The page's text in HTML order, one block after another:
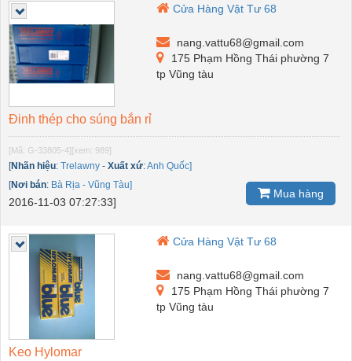
Cửa Hàng Vật Tư 68
nang.vattu68@gmail.com
175 Phạm Hồng Thái phường 7
tp Vũng tàu
Đinh thép cho súng bắn rỉ
[Mã: G-33805-4][xem: 989]
[Nhãn hiệu: Trelawny - Xuất xứ:Anh Quốc]
[Nơi bán: Bà Rịa - Vũng Tàu]
2016-11-03 07:27:33]
Mua hàng
Cửa Hàng Vật Tư 68
nang.vattu68@gmail.com
175 Phạm Hồng Thái phường 7
tp Vũng tàu
Keo Hylomar